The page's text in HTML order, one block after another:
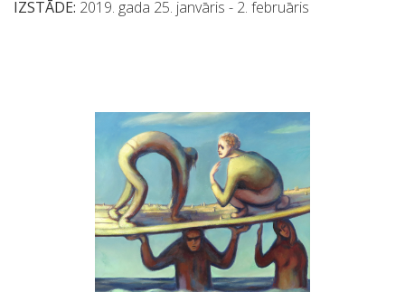
IZSTĀDE: 2019. gada 25. janvāris - 2. februāris